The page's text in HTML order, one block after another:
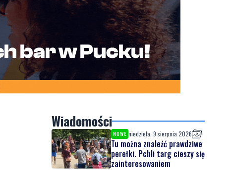
Wiadomości
NOWE niedziela, 9 sierpnia 2026
Tu można znaleźć prawdziwe
perełki. Pchli targ cieszy się
zainteresowaniem